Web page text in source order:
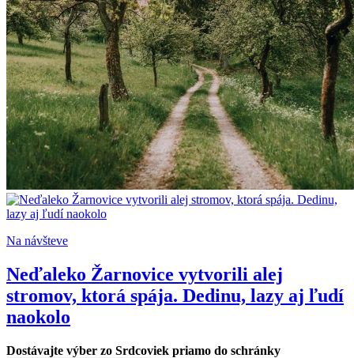
Na návšteve
Neďaleko Žarnovice vytvorili alej
stromov, ktorá spája. Dedinu, lazy aj ľudí
naokolo
Dostávajte výber zo Srdcoviek priamo do schránky